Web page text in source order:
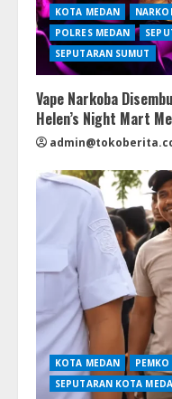
KOTA MEDAN
POLRES MEDAN
SEPUTARAN SUMUT
Vape Narkoba
Helen’s Night Mart
KOTA MEDAN
SEPUTARAN KOTA